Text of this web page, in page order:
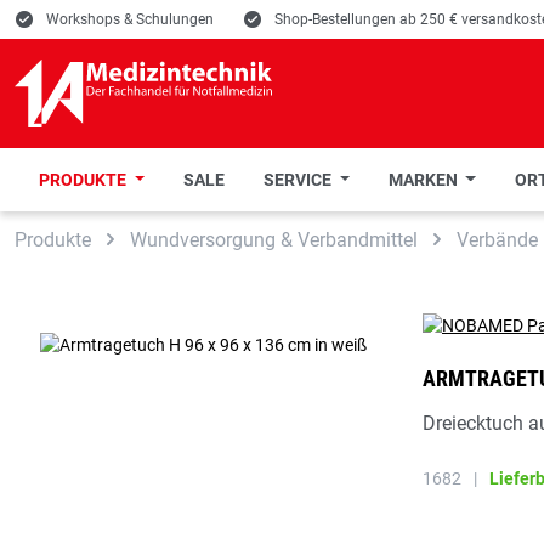
Zur Suche springen
Zur Hauptnavigation springen
E Workshops & Schulungen E Shop-Bestellungen ab 250 €
PRODUKTE SALE SERVICE MARKEN
Produkte Wundversorgung & Verbandmittel Verbände
Dreiecktuch
1682 |